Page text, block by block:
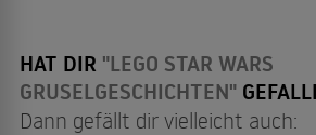
HAT DIR "LEGO STAR WARS
GRUSELGESCHICHTEN"
Dann gefällt dir vielleicht auch: